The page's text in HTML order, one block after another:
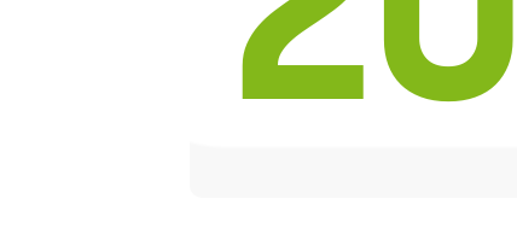
Замена оперативной памяти
Замена микрофона ноутбука